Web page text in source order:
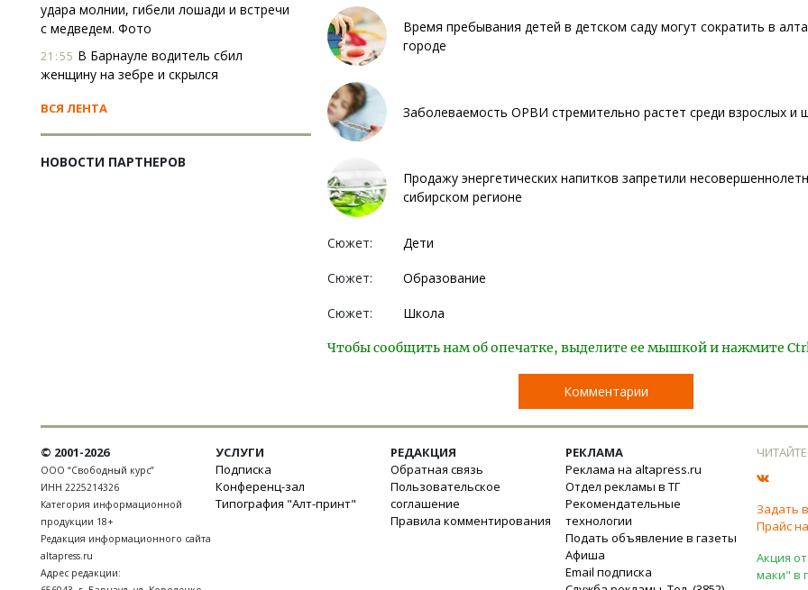
удара молнии, гибели лошади и встречи
с медведем. Фото
21:55 В Барнауле водитель сбил
женщину на зебре и скрылся
ВСЯ ЛЕНТА
НОВОСТИ ПАРТНЕРОВ
Время пребывания детей в детском саду могут сократить в
городе
Заболеваемость ОРВИ стремительно растет среди взрослых и
Продажу энергетических напитков запретили
сибирском регионе
Сюжет: Дети
Сюжет: Образование
Сюжет: Школа
Чтобы сообщить нам об опечатке, выделите ее мышкой и нажмите
Комментарии
© 2001-2026
ООО “Свободный курс”
ИНН 2225214326
Категория информационной
продукции 18+
Редакция информационного сайта
altapress.ru
Адрес редакции:
УСЛУГИ
Подписка
Конференц-зал
Типография "Алт-принт"
РЕДАКЦИЯ
Обратная связь
Пользовательское
соглашение
Правила комментирования
РЕКЛАМА
Реклама на altapress.ru
Отдел рекламы в ТГ
Рекомендательные
технологии
Подать объявление в газеты
Афиша
Email подписка
Задать
Прайс
Акция
маки" в